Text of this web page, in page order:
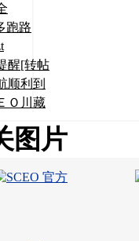
跑路
醒[转帖
顺利到
Ｏ川藏
图片